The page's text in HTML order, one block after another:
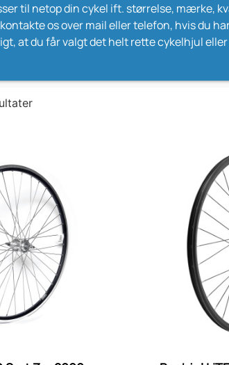
til netop din cykel ift. størrelse, mærke,
os over mail eller telefon, hvis du
at du får valgt det helt rette cykelhjul